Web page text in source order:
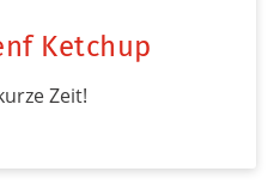
Ketchup
Zeit!